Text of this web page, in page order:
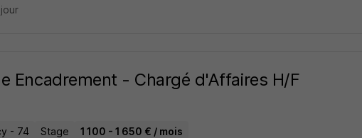
Encadrement - Chargé d'Affaires H/F
- 74 Stage 1 100 - 1 650 € / mois